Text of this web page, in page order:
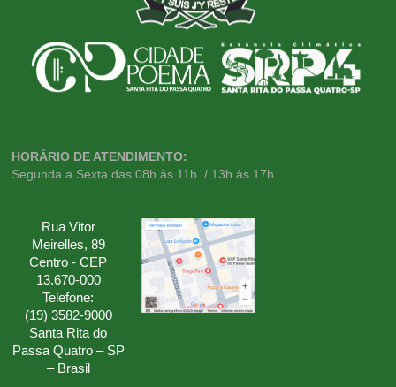
HORÁRIO DE ATENDIMENTO:
Segunda a Sexta das 08h às 11h / 13h às 17h
Rua Vitor
Meirelles, 89
Centro - CEP
13.670-000
Telefone:
(19) 3582-9000
Santa Rita do
Passa Quatro – SP
– Brasil